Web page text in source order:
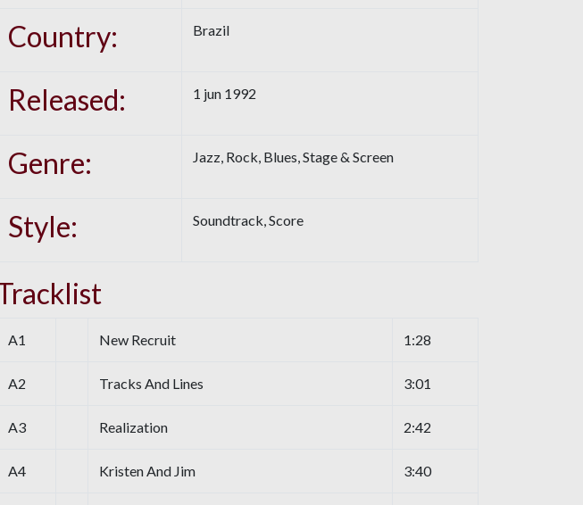
Country: Brazil
Released: 1 jun 1992
Genre: Jazz, Rock, Blues, Stage & Screen
Style: Soundtrack, Score
A1 New Recruit 1:28
A2 Tracks And Lines 3:01
A3 Realization 2:42
A4 Kristen And Jim 3:40